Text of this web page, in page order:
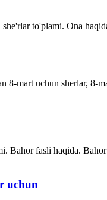
to'plami. Ona
8-mart uchun sherlar,
Bahor fasli haqida.
uchun